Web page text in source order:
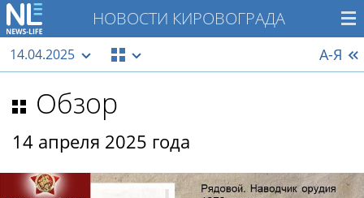
НОВОСТИ КИРОВОГРАДА
14.04.2025 А-Я
Обзор
14 апреля 2025 года